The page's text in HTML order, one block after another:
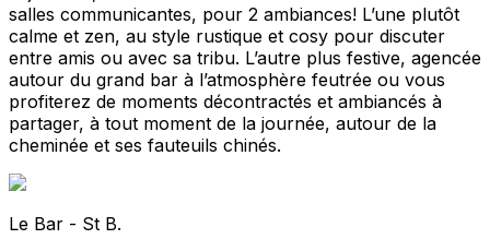
salles communicantes, pour 2 ambiances! L’une plutôt
calme et zen, au style rustique et cosy pour discuter
entre amis ou avec sa tribu. L’autre plus festive, agencée
autour du grand bar à l’atmosphère feutrée ou vous
profiterez de moments décontractés et ambiancés à
partager, à tout moment de la journée, autour de la
cheminée et ses fauteuils chinés.
Le Bar - St B.